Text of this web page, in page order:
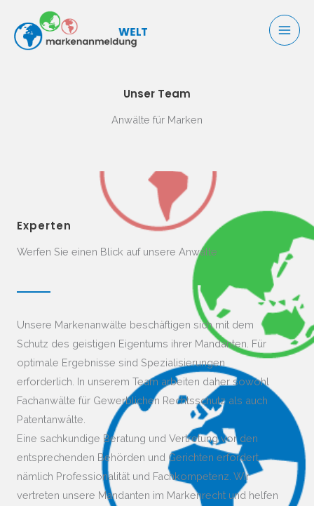
Inhalt
springen
Unser Team
Anwälte​ für Marken
Experten
Werfen Sie einen Blick auf unsere Anwälte
Unsere Markenanwälte beschäftigen sich mit dem
Schutz des geistigen Eigentums ihrer Mandanten. Für
optimale Ergebnisse sind Spezialisierungen
erforderlich. In unserem Team arbeiten daher sowohl
Fachanwälte für Gewerblichen Rechtsschutz als auch
Patent­anwälte.
Eine sachkundige Beratung und Vertretung vor den
entsprechenden Behörden und Gerichten erfordert
nämlich Professionalität und Fach­kompetenz. Wir
vertreten unsere Mandanten im Marken­recht und helfen